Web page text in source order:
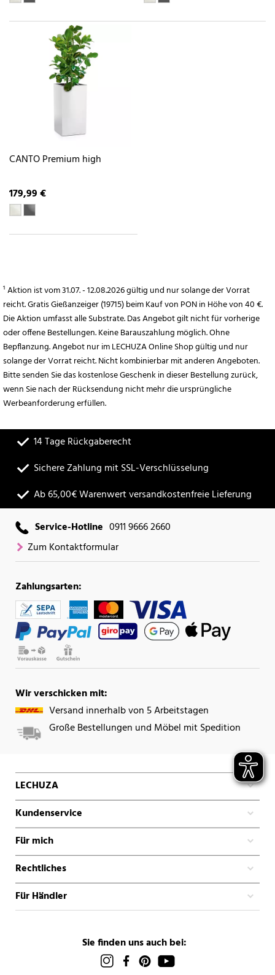
CANTO Premium high
179,99 €
¹ Aktion ist vom 31.07. - 12.08.2026 gültig und nur solange der Vorrat
reicht. Gratis Gießanzeiger (19715) beim Kauf von PON in Höhe von 40 €.
Die Aktion umfasst alle Substrate. Das Angebot gilt nicht für vorherige
oder offene Bestellungen. Keine Barauszahlung möglich. Ohne
Bepflanzung. Angebot nur im LECHUZA Online Shop gültig und nur
solange der Vorrat reicht. Nicht kombinierbar mit anderen Angeboten.
Bitte senden Sie das kostenlose Geschenk in dieser Bestellung zurück,
wenn Sie nach der Rücksendung nicht mehr die ursprüngliche
Werbeanforderung erfüllen.
14 Tage Rückgaberecht
Sichere Zahlung mit SSL-Verschlüsselung
Ab 65,00€ Warenwert versandkostenfreie Lieferung
Service-Hotline 0911 9666 2660
Zum Kontaktformular
Zahlungsarten:
Wir verschicken mit:
Versand innerhalb von 5 Arbeitstagen
Große Bestellungen und Möbel mit Spedition
LECHUZA
Kundenservice
Für mich
Rechtliches
Für Händler
Sie finden uns auch bei: